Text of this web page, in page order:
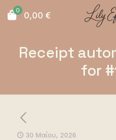
0 0,00 €
Receipt
for
30 Μαΐου, 2026